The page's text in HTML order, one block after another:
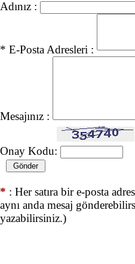
Adınız :
* E-Posta Adresleri :
Mesajınız :
Onay Kodu:
* : Her satıra bir e-posta
aynı anda mesaj
yazabilirsiniz.)